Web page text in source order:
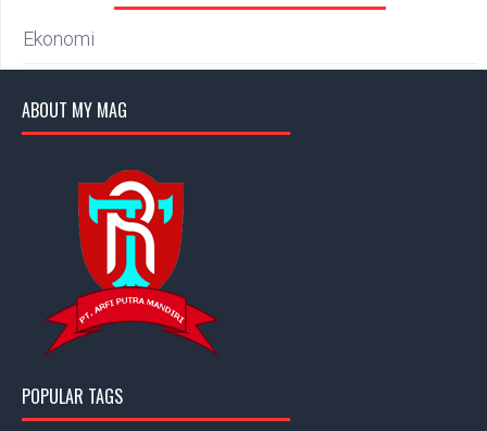
Ekonomi
ABOUT MY MAG
POPULAR TAGS